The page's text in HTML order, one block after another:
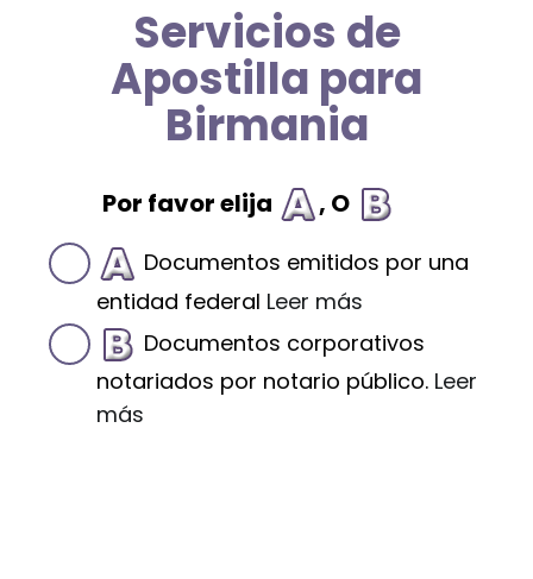
Servicios de
Apostilla para
Birmania
Por favor elija , O
Documentos emitidos por una
entidad federal Leer más
Documentos corporativos
notariados por notario público. Leer
más